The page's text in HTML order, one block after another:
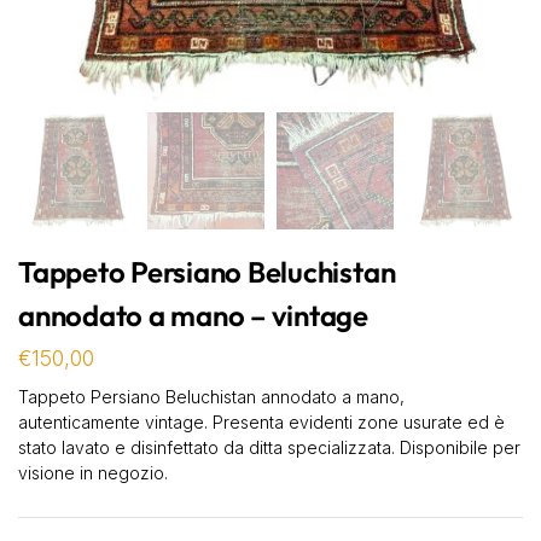
Tappeto Persiano Beluchistan
annodato a mano – vintage
€150,00
Tappeto Persiano Beluchistan annodato a mano,
autenticamente vintage. Presenta evidenti zone usurate ed è
stato lavato e disinfettato da ditta specializzata. Disponibile per
visione in negozio.